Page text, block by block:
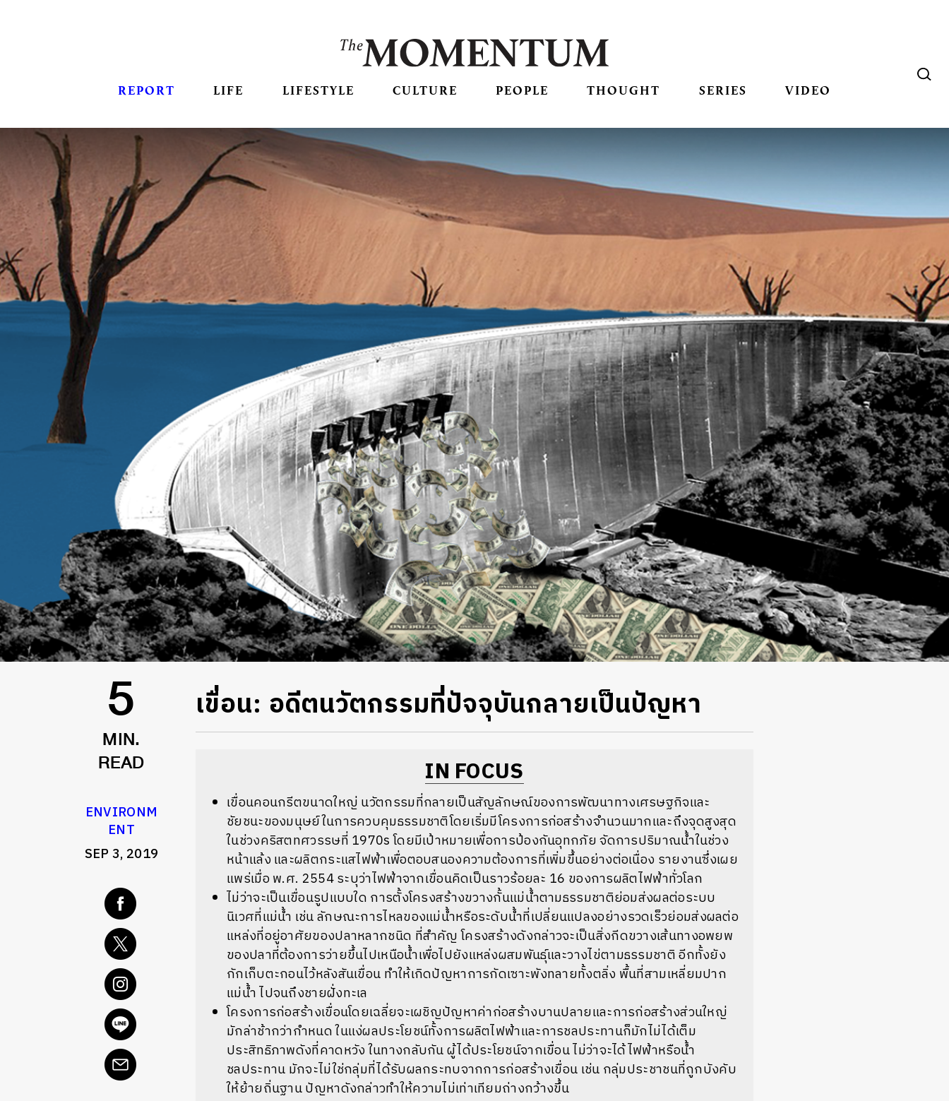
REPORT LIFE LIFESTYLE CULTURE PEOPLE THOUGHT SERIES VIDEO
5
MIN.
READ
ENVIRONM
ENT
SEP 3, 2019
เขื่อน: อดีตนวัตกรรมที่ปัจจุบันกลายเป็นปัญหา
IN FOCUS
เขื่อนคอนกรีตขนาดใหญ่ นวัตกรรมที่กลายเป็นสัญลักษณ์ของการพัฒนาทางเศรษฐกิจและ
ชัยชนะของมนุษย์ในการควบคุมธรรมชาติโดยเริ่มมีโครงการก่อสร้างจำนวนมากและถึงจุดสูงสุด
ในช่วงคริสตทศวรรษที่ 1970s โดยมีเป้าหมายเพื่อการป้องกันอุทกภัย จัดการปริมาณน้ำในช่วง
หน้าแล้ง และผลิตกระแสไฟฟ้าเพื่อตอบสนองความต้องการที่เพิ่มขึ้นอย่างต่อเนื่อง รายงานซึ่งเผย
แพร่เมื่อ พ.ศ. 2554 ระบุว่าไฟฟ้าจากเขื่อนคิดเป็นราวร้อยละ 16 ของการผลิตไฟฟ้าทั่วโลก
ไม่ว่าจะเป็นเขื่อนรูปแบบใด การตั้งโครงสร้างขวางกั้นแม่น้ำตามธรรมชาติย่อมส่งผลต่อระบบ
นิเวศที่แม่น้ำ เช่น ลักษณะการไหลของแม่น้ำหรือระดับน้ำที่เปลี่ยนแปลงอย่างรวดเร็วย่อมส่งผลต่อ
แหล่งที่อยู่อาศัยของปลาหลากชนิด ที่สำคัญ โครงสร้างดังกล่าวจะเป็นสิ่งกีดขวางเส้นทางอพยพ
ของปลาที่ต้องการว่ายขึ้นไปเหนือน้ำเพื่อไปยังแหล่งผสมพันธุ์และวางไข่ตามธรรมชาติ อีกทั้งยัง
กักเก็บตะกอนไว้หลังสันเขื่อน ทำให้เกิดปัญหาการกัดเซาะพังทลายทั้งตลิ่ง พื้นที่สามเหลี่ยมปาก
แม่น้ำ ไปจนถึงชายฝั่งทะเล
โครงการก่อสร้างเขื่อนโดยเฉลี่ยจะเผชิญปัญหาค่าก่อสร้างบานปลายและการก่อสร้างส่วนใหญ่
มักล่าช้ากว่ากำหนด ในแง่ผลประโยชน์ทั้งการผลิตไฟฟ้าและการชลประทานก็มักไม่ได้เต็ม
ประสิทธิภาพดังที่คาดหวัง ในทางกลับกัน ผู้ได้ประโยชน์จากเขื่อน ไม่ว่าจะได้ไฟฟ้าหรือน้ำ
ชลประทาน มักจะไม่ใช่กลุ่มที่ได้รับผลกระทบจากการก่อสร้างเขื่อน เช่น กลุ่มประชาชนที่ถูกบังคับ
ให้ย้ายถิ่นฐาน ปัญหาดังกล่าวทำให้ความไม่เท่าเทียมถ่างกว้างขึ้น